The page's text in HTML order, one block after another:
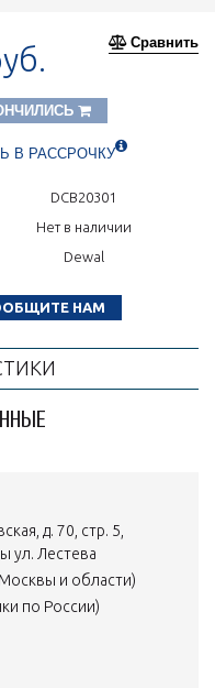
Сравнить
В РАССРОЧКУ
DCB20301
Нет в наличии
Dewal
НАМ
д. 70, стр. 5,
ул. Лестева
и области)
по России)